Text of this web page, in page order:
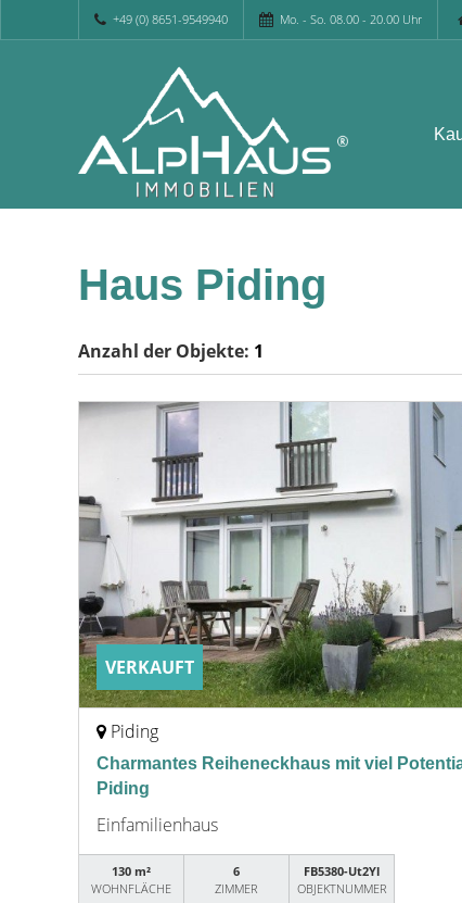
+49 (0) 8651-9549940 Mo. - So. 08.00 - 20.00 Uhr
Haus Piding
Anzahl der Objekte: 1
VERKAUFT
Piding
Charmantes Reiheneckhaus mit viel
Piding
Einfamilienhaus
130 m²
WOHNFLÄCHE
6
ZIMMER
FB5380-Ut2Yl
OBJEKTNUMMER